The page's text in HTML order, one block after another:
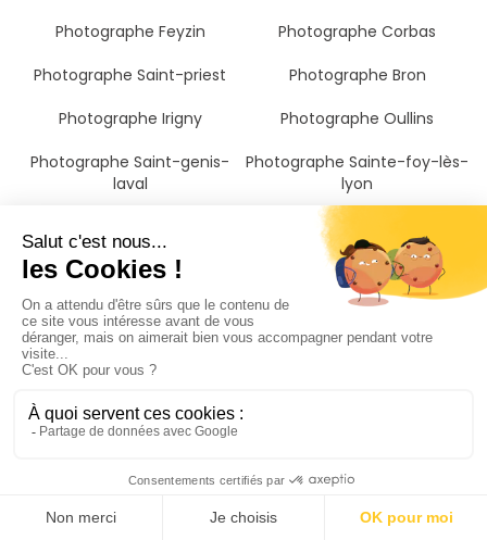
Photographe Feyzin
Photographe Corbas
Photographe Saint-priest
Photographe Bron
Photographe Irigny
Photographe Oullins
Photographe Saint-genis-
laval
Photographe Sainte-foy-lès-
lyon
Photographe Villeurbanne
Photographe Lyon
Photographe Francheville
Photographe Chaponost
Photographe Chassieu
Photographe Décines-
charpieu
Photographe Genas
Photographe Caluire-et-